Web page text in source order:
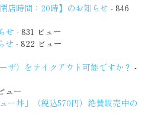
店時間：20時】のお知らせ - 846
せ - 831 ビュー
せ - 822 ビュー
ザ）をテイクアウト可能ですか？ -
ュー
ー丼」（税込570円）絶賛販売中の